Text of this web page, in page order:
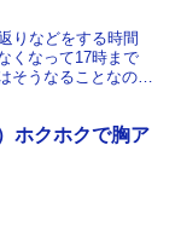
りなどをする時間
くなって17時まで
そうなることなので
ホクホクで胸ア